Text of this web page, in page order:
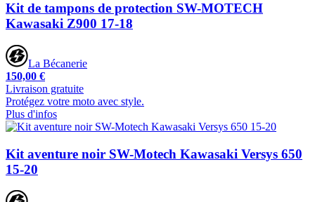
Kit de tampons de protection SW-MOTECH
Kawasaki Z900 17-18
La Bécanerie
150,00 €
Livraison gratuite
Protégez votre moto avec style.
Plus d'infos
Kit aventure noir SW-Motech Kawasaki Versys 650
15-20